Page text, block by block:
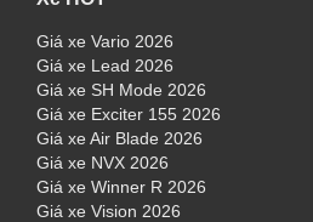
Giá xe Vario 2026
Giá xe Lead 2026
Giá xe SH Mode 2026
Giá xe Exciter 155 2026
Giá xe Air Blade 2026
Giá xe NVX 2026
Giá xe Winner R 2026
Giá xe Vision 2026